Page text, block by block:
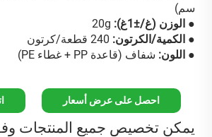
سم)
● الوزن (غ/±1غ):
20g
● الكمية/الكرتون: 240 قطعة/كرتون
● اللون: شفاف (قاعدة PP + غطاء PE)
احصل على عرض أسعار
يمكن تخصيص جميع المنتجات